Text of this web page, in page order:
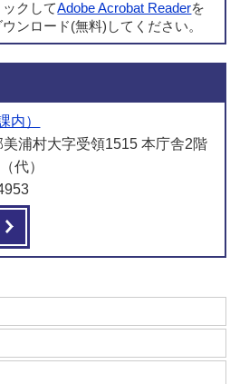
ックしてAdobe Acrobat Readerを
ウンロード(無料)してください。
内）
浦村大字受領1515 本庁舎2階
代）